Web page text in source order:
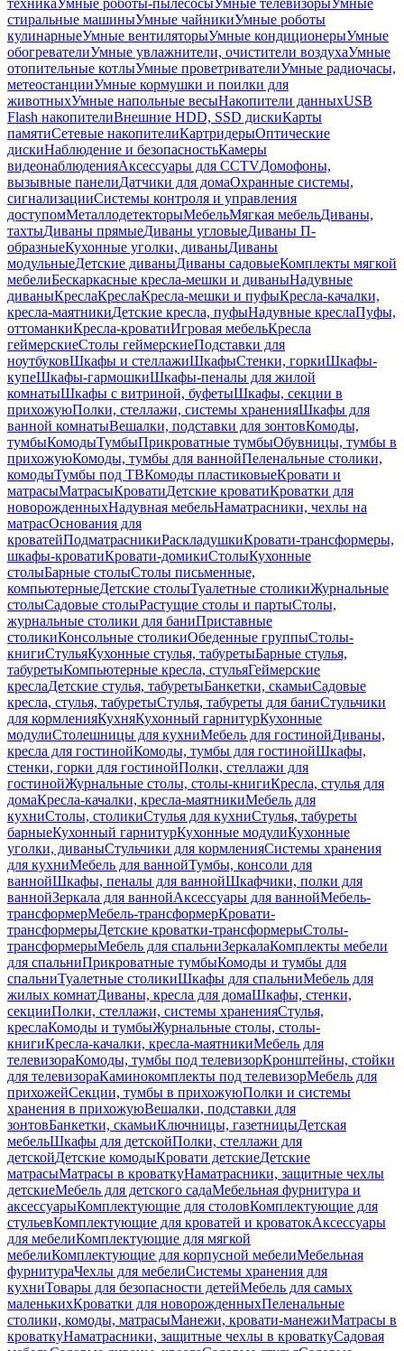
техникаУмные роботы-пылесосыУмные телевизорыУмные
стиральные машиныУмные чайникиУмные роботы
кулинарныеУмные вентиляторыУмные кондиционерыУмные
обогревателиУмные увлажнители, очистители воздухаУмные
отопительные котлыУмные проветривателиУмные радиочасы,
метеостанцииУмные кормушки и поилки для
животныхУмные напольные весыНакопители данныхUSB
Flash накопителиВнешние HDD, SSD дискиКарты
памятиСетевые накопителиКартридерыОптические
дискиНаблюдение и безопасностьКамеры
видеонаблюденияАксессуары для CCTVДомофоны,
вызывные панелиДатчики для домаОхранные системы,
сигнализацииСистемы контроля и управления
доступомМеталлодетекторыМебельМягкая мебельДиваны,
тахтыДиваны прямыеДиваны угловыеДиваны П-
образныеКухонные уголки, диваныДиваны
модульныеДетские диваныДиваны садовыеКомплекты мягкой
мебелиБескаркасные кресла-мешки и диваныНадувные
диваныКреслаКреслаКресла-мешки и пуфыКресла-качалки,
кресла-маятникиДетские кресла, пуфыНадувные креслаПуфы,
оттоманкиКресла-кроватиИгровая мебельКресла
геймерскиеСтолы геймерскиеПодставки для
ноутбуковШкафы и стеллажиШкафыСтенки, горкиШкафы-
купеШкафы-гармошкиШкафы-пеналы для жилой
комнатыШкафы с витриной, буфетыШкафы, секции в
прихожуюПолки, стеллажи, системы храненияШкафы для
ванной комнатыВешалки, подставки для зонтовКомоды,
тумбыКомодыТумбыПрикроватные тумбыОбувницы, тумбы в
прихожуюКомоды, тумбы для ваннойПеленальные столики,
комодыТумбы под ТВКомоды пластиковыеКровати и
матрасыМатрасыКроватиДетские кроватиКроватки для
новорожденныхНадувная мебельНаматрасники, чехлы на
матрасОснования для
кроватейПодматрасникиРаскладушкиКровати-трансформеры,
шкафы-кроватиКровати-домикиСтолыКухонные
столыБарные столыСтолы письменные,
компьютерныеДетские столыТуалетные столикиЖурнальные
столыСадовые столыРастущие столы и партыСтолы,
журнальные столики для баниПриставные
столикиКонсольные столикиОбеденные группыСтолы-
книгиСтульяКухонные стулья, табуретыБарные стулья,
табуретыКомпьютерные кресла, стульяГеймерские
креслаДетские стулья, табуретыБанкетки, скамьиСадовые
кресла, стулья, табуретыСтулья, табуреты для баниСтульчики
для кормленияКухняКухонный гарнитурКухонные
модулиСтолешницы для кухниМебель для гостинойДиваны,
кресла для гостинойКомоды, тумбы для гостинойШкафы,
стенки, горки для гостинойПолки, стеллажи для
гостинойЖурнальные столы, столы-книгиКресла, стулья для
домаКресла-качалки, кресла-маятникиМебель для
кухниСтолы, столикиСтулья для кухниСтулья, табуреты
барныеКухонный гарнитурКухонные модулиКухонные
уголки, диваныСтульчики для кормленияСистемы хранения
для кухниМебель для ваннойТумбы, консоли для
ваннойШкафы, пеналы для ваннойШкафчики, полки для
ваннойЗеркала для ваннойАксессуары для ваннойМебель-
трансформерМебель-трансформерКровати-
трансформерыДетские кроватки-трансформерыСтолы-
трансформерыМебель для спальниЗеркалаКомплекты мебели
для спальниПрикроватные тумбыКомоды и тумбы для
спальниТуалетные столикиШкафы для спальниМебель для
жилых комнатДиваны, кресла для домаШкафы, стенки,
секцииПолки, стеллажи, системы храненияСтулья,
креслаКомоды и тумбыЖурнальные столы, столы-
книгиКресла-качалки, кресла-маятникиМебель для
телевизораКомоды, тумбы под телевизорКронштейны, стойки
для телевизораКаминокомплекты под телевизорМебель для
прихожейСекции, тумбы в прихожуюПолки и системы
хранения в прихожуюВешалки, подставки для
зонтовБанкетки, скамьиКлючницы, газетницыДетская
мебельШкафы для детскойПолки, стеллажи для
детскойДетские комодыКровати детскиеДетские
матрасыМатрасы в кроваткуНаматрасники, защитные чехлы
детскиеМебель для детского садаМебельная фурнитура и
аксессуарыКомплектующие для столовКомплектующие для
стульевКомплектующие для кроватей и кроватокАксессуары
для мебелиКомплектующие для мягкой
мебелиКомплектующие для корпусной мебелиМебельная
фурнитураЧехлы для мебелиСистемы хранения для
кухниТовары для безопасности детейМебель для самых
маленькихКроватки для новорожденныхПеленальные
столики, комоды, матрасыМанежи, кровати-манежиМатрасы в
кроваткуНаматрасники, защитные чехлы в кроваткуСадовая